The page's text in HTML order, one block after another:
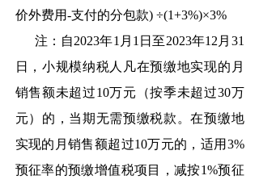
价外费用-支付的分包款) ÷(1+3%)×3%
注：自2023年1月1日至2023年12月31
日，小规模纳税人凡在预缴地实现的月
销售额未超过10万元（按季未超过30万
元）的，当期无需预缴税款。在预缴地
实现的月销售额超过10万元的，适用3%
预征率的预缴增值税项目，减按1%预征